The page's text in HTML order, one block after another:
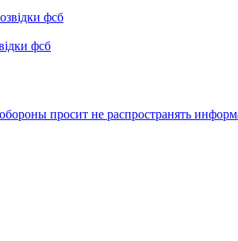
фсб
просит не распространять